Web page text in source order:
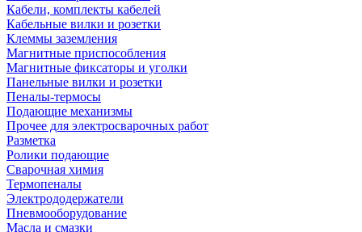
Кабели, комплекты кабелей
Кабельные вилки и розетки
Клеммы заземления
Магнитные приспособления
Магнитные фиксаторы и уголки
Панельные вилки и розетки
Пеналы-термосы
Подающие механизмы
Прочее для электросварочных работ
Разметка
Ролики подающие
Сварочная химия
Термопеналы
Электрододержатели
Пневмооборудование
Масла и смазки